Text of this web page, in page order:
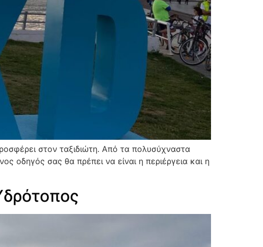
στον ταξιδιώτη. Από τα πολυσύχναστα
οδηγός σας θα πρέπει να είναι η περιέργεια και η